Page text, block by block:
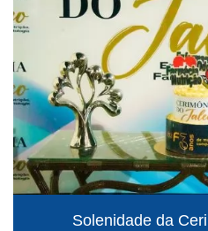
Solenidade da